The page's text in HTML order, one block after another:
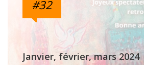
#32
Janvier, février, mars 2024